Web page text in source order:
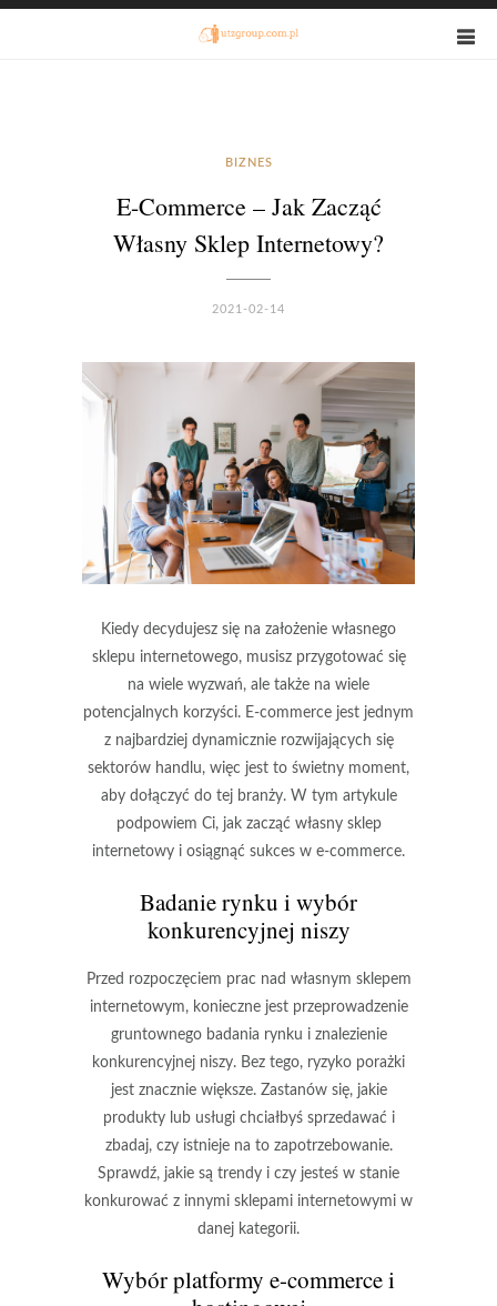
BIZNES
E-Commerce – Jak Zacząć
Własny Sklep Internetowy?
2021-02-14
Kiedy decydujesz się na założenie własnego
sklepu internetowego, musisz przygotować się
na wiele wyzwań, ale także na wiele
potencjalnych korzyści. E-commerce jest jednym
z najbardziej dynamicznie rozwijających się
sektorów handlu, więc jest to świetny moment,
aby dołączyć do tej branży. W tym artykule
podpowiem Ci, jak zacząć własny sklep
internetowy i osiągnąć sukces w e-commerce.
Badanie rynku i wybór
konkurencyjnej niszy
Przed rozpoczęciem prac nad własnym sklepem
internetowym, konieczne jest przeprowadzenie
gruntownego badania rynku i znalezienie
konkurencyjnej niszy. Bez tego, ryzyko porażki
jest znacznie większe. Zastanów się, jakie
produkty lub usługi chciałbyś sprzedawać i
zbadaj, czy istnieje na to zapotrzebowanie.
Sprawdź, jakie są trendy i czy jesteś w stanie
konkurować z innymi sklepami internetowymi w
danej kategorii.
Wybór platformy e-commerce i